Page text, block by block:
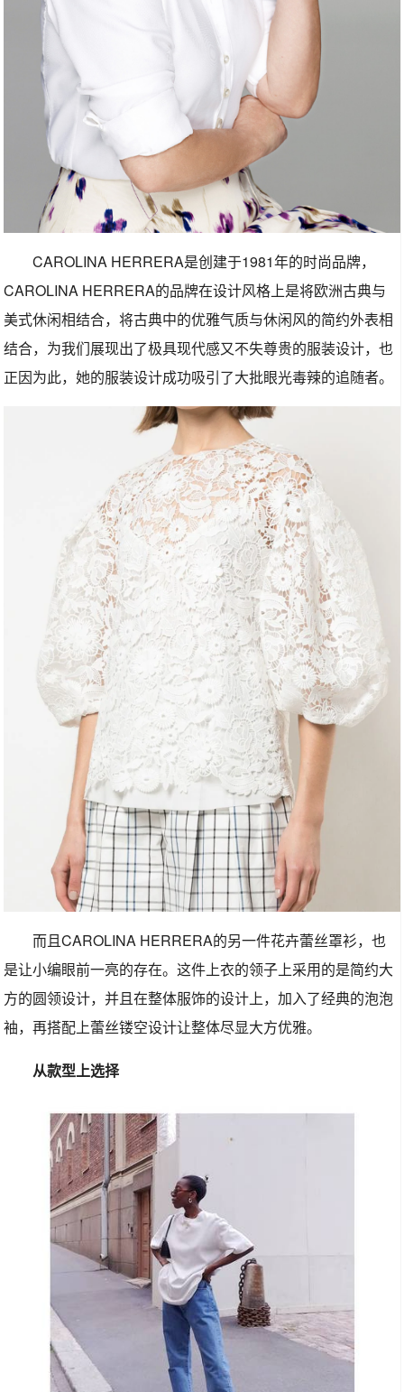
CAROLINA HERRERA是创建于1981年的时尚品牌，
CAROLINA HERRERA的品牌在设计风格上是将欧洲古典与
美式休闲相结合，将古典中的优雅气质与休闲风的简约外表相
结合，为我们展现出了极具现代感又不失尊贵的服装设计，也
正因为此，她的服装设计成功吸引了大批眼光毒辣的追随者。
而且CAROLINA HERRERA的另一件花卉蕾丝罩衫，也
是让小编眼前一亮的存在。这件上衣的领子上采用的是简约大
方的圆领设计，并且在整体服饰的设计上，加入了经典的泡泡
袖，再搭配上蕾丝镂空设计让整体尽显大方优雅。
从款型上选择